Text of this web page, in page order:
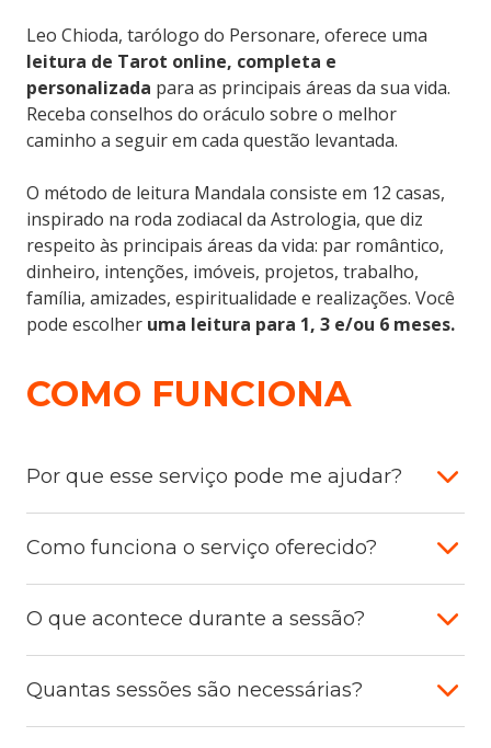
Leo Chioda, tarólogo do Personare, oferece uma
leitura de Tarot online, completa e
personalizada para as principais áreas da sua vida.
Receba conselhos do oráculo sobre o melhor
caminho a seguir em cada questão levantada.
O método de leitura Mandala consiste em 12 casas,
inspirado na roda zodiacal da Astrologia, que diz
respeito às principais áreas da vida: par romântico,
dinheiro, intenções, imóveis, projetos, trabalho,
família, amizades, espiritualidade e realizações. Você
pode escolher uma leitura para 1, 3 e/ou 6 meses.
COMO FUNCIONA
Por que esse serviço pode me ajudar?
Como funciona o serviço oferecido?
O que acontece durante a sessão?
Quantas sessões são necessárias?